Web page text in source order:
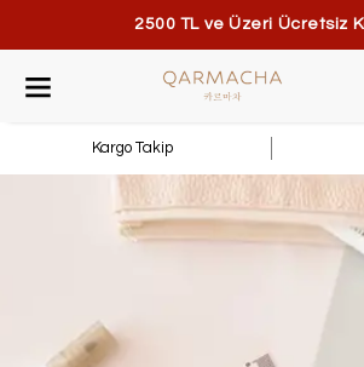
2500 TL ve Üzeri Ücretsiz
Kargo Takip